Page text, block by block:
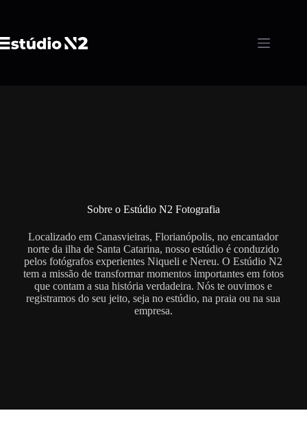
conteúdo
Sobre o Estúdio N2 Fotografia
Localizado em Canasvieiras, Florianópolis, no encantador
norte da ilha de Santa Catarina, nosso estúdio é conduzido
pelos fotógrafos experientes Niqueli e Nereu. O Estúdio N2
tem a missão de transformar momentos importantes em fotos
que contam a sua história verdadeira. Nós te ouvimos e
registramos do seu jeito, seja no estúdio, na praia ou na sua
empresa.​​​​​​​